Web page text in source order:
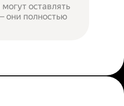
оставлять
они полностью